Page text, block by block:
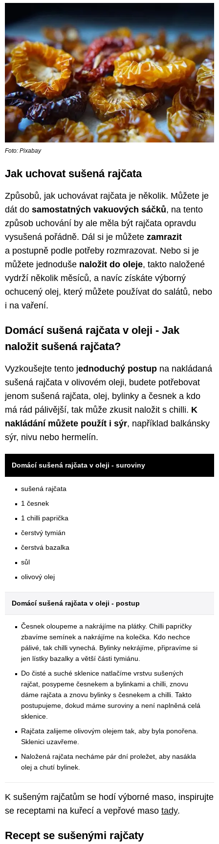
Foto: Pixabay
Jak uchovat sušená rajčata
Způsobů, jak uchovávat rajčata je několik. Můžete je
dát do samostatných vakuových sáčků, na tento
způsob uchování by ale měla být rajčata opravdu
vysušená pořádně. Dál si je můžete zamrazit
a postupně podle potřeby rozmrazovat. Nebo si je
můžete jednoduše naložit do oleje, takto naložené
vydrží několik měsíců, a navíc získáte výborný
ochucený olej, který můžete používat do salátů, nebo
i na vaření.
Domácí sušená rajčata v oleji - Jak
naložit sušená rajčata?
Vyzkoušejte tento jednoduchý postup na nakládaná
sušená rajčata v olivovém oleji, budete potřebovat
jenom sušená rajčata, olej, bylinky a česnek a kdo
má rád pálivější, tak může zkusit naložit s chilli. K
nakládání můžete použít i sýr, například balkánsky
sýr, nivu nebo hermelín.
Domácí sušená rajčata v oleji - suroviny
sušená rajčata
1 česnek
1 chilli paprička
čerstvý tymián
čerstvá bazalka
sůl
olivový olej
Domácí sušená rajčata v oleji - postup
Česnek oloupeme a nakrájíme na plátky. Chilli papričky
zbavíme semínek a nakrájíme na kolečka. Kdo nechce
pálivé, tak chilli vynechá. Bylinky nekrájíme, připravíme si
jen lístky bazalky a větší části tymiánu.
Do čisté a suché sklenice natlačíme vrstvu sušených
rajčat, posypeme česnekem a bylinkami a chilli, znovu
dáme rajčata a znovu bylinky s česnekem a chilli. Takto
postupujeme, dokud máme suroviny a není naplněná celá
sklenice.
Rajčata zalijeme olivovým olejem tak, aby byla ponořena.
Sklenici uzavřeme.
Naložená rajčata necháme pár dní proležet, aby nasákla
olej a chutí bylinek.
K sušeným rajčatům se hodí výborné maso, inspirujte
se receptami na kuřecí a vepřové maso tady.
Recept se sušenými rajčaty